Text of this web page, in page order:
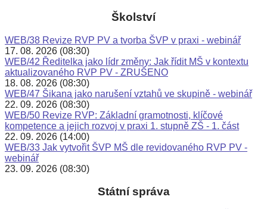
Školství
WEB/38 Revize RVP PV a tvorba ŠVP v praxi - webinář
17. 08. 2026 (08:30)
WEB/42 Ředitelka jako lídr změny: Jak řídit MŠ v kontextu
aktualizovaného RVP PV - ZRUŠENO
18. 08. 2026 (08:30)
WEB/47 Šikana jako narušení vztahů ve skupině - webinář
22. 09. 2026 (08:30)
WEB/50 Revize RVP: Základní gramotnosti, klíčové
kompetence a jejich rozvoj v praxi 1. stupně ZŠ - 1. část
22. 09. 2026 (14:00)
WEB/33 Jak vytvořit ŠVP MŠ dle revidovaného RVP PV -
webinář
23. 09. 2026 (08:30)
Státní správa